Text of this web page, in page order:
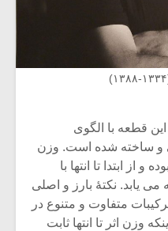
این قطعه با الگوی
و ساخته شده است. وزن
از ابتدا تا انتها با
یابد. نکتۀ بارز و اصلی
متفاوت و متنوع در
وزن اثر تا انتها ثابت